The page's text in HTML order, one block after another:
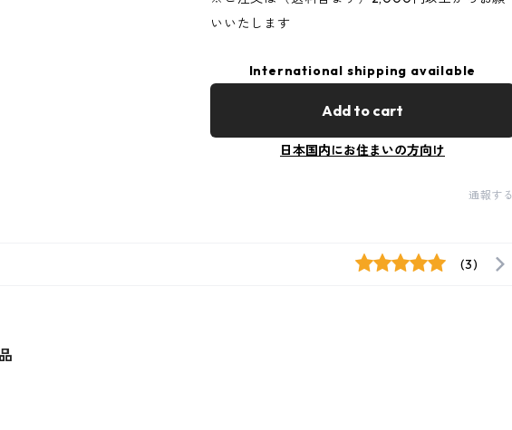
いいたします
International shipping available
Add to cart
日本国内にお住まいの方向け
通報する
(3)